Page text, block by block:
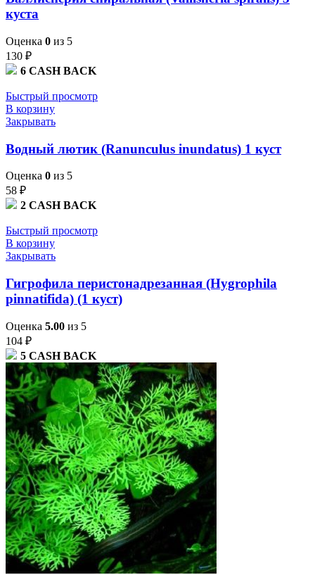
куста
Оценка 0 из 5
130 ₽
6 CASH BACK
Быстрый просмотр
В корзину
Закрывать
Водный лютик (Ranunculus inundatus) 1 куст
Оценка 0 из 5
58 ₽
2 CASH BACK
Быстрый просмотр
В корзину
Закрывать
Гигрофила перистонадрезанная (Hygrophila
pinnatifida) (1 куст)
Оценка 5.00 из 5
104 ₽
5 CASH BACK